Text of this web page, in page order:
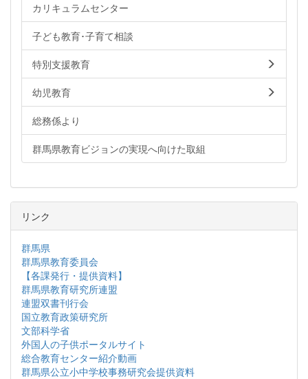
カリキュラムセンター
子ども教育･子育て相談
特別支援教育
幼児教育
総務係より
群馬県教育ビジョンの実現へ向けた取組
リンク
群馬県
群馬県教育委員会
【各課発行・提供資料】
群馬県教育研究所連盟
連盟双書刊行会
国立教育政策研究所
文部科学省
外国人の子供ポータルサイト
総合教育センター紹介動画
群馬県公立小中学校事務研究会提供資料